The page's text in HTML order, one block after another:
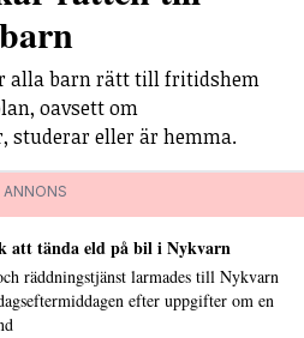
alla barn rätt till fritidshem
oavsett om
studerar eller är hemma.
ANNONS
att tända eld på bil i Nykvarn
räddningstjänst larmades till Nykvarn
efter uppgifter om en